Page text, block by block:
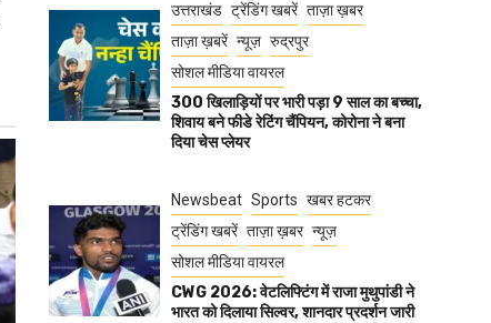
उत्तराखंड ट्रेंडिंग खबरें ताज़ा ख़बर
ताज़ा ख़बरें न्यूज़ रुद्रपुर
सोशल मीडिया वायरल
300 खिलाड़ियों पर भारी पड़ा 9 साल का बच्चा,
शिवाय बने फीडे रेटिंग चैंपियन, कोरोना ने बना
दिया चेस प्लेयर
Newsbeat Sports खबर हटकर
ट्रेंडिंग खबरें ताज़ा ख़बर न्यूज़
सोशल मीडिया वायरल
CWG 2026: वेटलिफ्टिंग में राजा मुथुपांडी ने
भारत को दिलाया सिल्वर, शानदार प्रदर्शन जारी